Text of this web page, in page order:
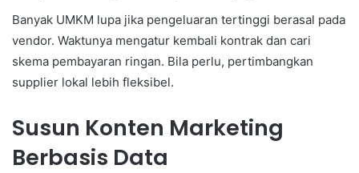
Banyak UMKM lupa jika pengeluaran tertinggi berasal pada
vendor. Waktunya mengatur kembali kontrak dan cari
skema pembayaran ringan. Bila perlu, pertimbangkan
supplier lokal lebih fleksibel.
Susun Konten Marketing
Berbasis Data